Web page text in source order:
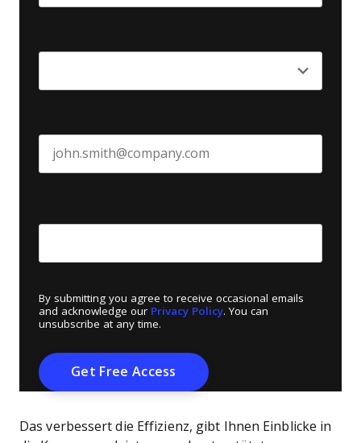
By submitting you agree to receive occasional emails
and acknowledge our Privacy Policy. You can
unsubscribe at any time.
Das verbessert die Effizienz, gibt Ihnen Einblicke in